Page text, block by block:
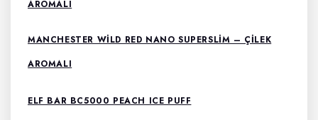
AROMALI
MANCHESTER WILD RED NANO SUPERSLIM – ÇILEK
AROMALI
ELF BAR BC5000 PEACH ICE PUFF